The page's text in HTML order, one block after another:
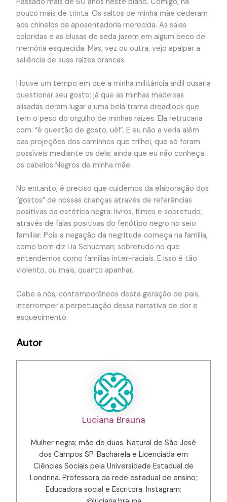
pouco mais de trinta. Os saltos de minha mãe cederam
aos chinelos da aposentadoria merecida. As saias
coloridas e as blusas de seda jazem em algum beco de
memória esquecida. Mas, vez ou outra, vejo apalpar a
saliência de suas raízes brancas.
Houve um tempo em que a minha militância ardil ousaria
questionar seu gosto; já que as minhas madeixas
alisadas deram lugar a uma bela trama dreadlock que
tem o peso do orgulho de minhas raízes. Ela retrucaria
com: “é questão de gosto, ué!”. E eu não a veria além
das projeções dos caminhos que trilhei, que só foram
possíveis mediante os dela; ainda que eu não conheça
os cabelos Negros de minha mãe.
No entanto, é preciso que cuidemos da elaboração dos
“gostos” de nossas crianças através de referências
positivas da estética negra: livros, filmes e sobretudo,
através de falas positivas do fenótipo negro no seio
familiar. Pois a negação da negritude começa na família,
como bem diz Lia Schucman; sobretudo no que
entendemos como famílias inter-raciais. E isso é tão
violento, ou mais, quanto apanhar.
Cabe a nós, contemporâneos desta geração de pais,
interromper a perpetuação dessa narrativa de dor e
esquecimento.
Autor
Luciana Brauna
Mulher negra; mãe de duas. Natural de São José
dos Campos SP. Bacharela e Licenciada em
Ciências Sociais pela Universidade Estadual de
Londrina. Professora da rede estadual de ensino;
Educadora social e Escritora. Instagram: